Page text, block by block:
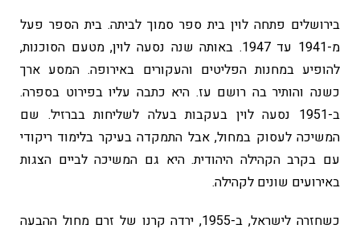
בירושלים פתחה לוין בית ספר סמוך לביתה. בית הספר פעל
מ-1941 עד 1947. באותה שנה נסעה לוין, מטעם הסוכנות,
להופיע במחנות הפליטים והעקורים באירופה. המסע ארך
כשנה והותיר בה רושם עז. היא כתבה עליו בפירוט בספרה.
ב-1951 נסעה לוין בעקבות בעלה לשליחות בברזיל. שם
המשיכה לעסוק במחול, אבל התמקדה בעיקר בלימוד ריקודי
עם בקרב הקהילה היהודית. היא גם המשיכה לביים הצגות
באירועים שונים לקהילה.
כשחזרה לישראל, ב-1955, ירדה קרנו של זרם מחול ההבעה